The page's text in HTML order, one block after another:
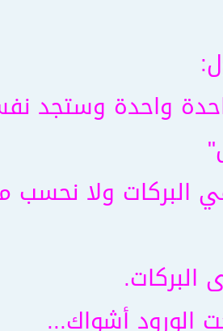
واحدة وستجد
البركات ولا نحسب
البركات.
الورود أشواك...